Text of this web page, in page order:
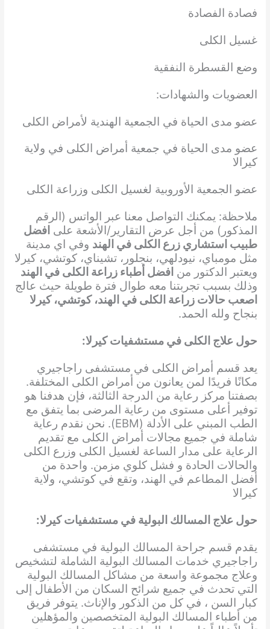
فصادة الفصادة
غسيل الكلى
وضع القسطرة النفقية
العضويات والشهادات:
عضو مدى الحياة في الجمعية الهندية لأمراض الكلى
عضو مدى الحياة في جمعية أمراض الكلى في ولاية
كيرالا
عضو الجمعية الأوروبية لغسيل الكلى وزراعة الكلى
ملاحظة: يمكنك التواصل معنا عبر الواتس (الرقم
المذكور) من أجل عرض التقارير/الأشعة على افضل
طبيب استشاري زرع الكلى في الهند وفي اي مدينة
مثل مومباي، نيودلهي، بنجلور، تشيناي، كوتشي، كيرلا
ويعتبر الدكتور من افضل أطباء زراعة الكلى في الهند
وذلك بسبب تجربتنا معه طوال فترة طويلة حيث عالج
اصعب حالات زراعة الكلى في الهند، كوتشي، كيرلا
بنجاح ولله الحمد.
حول علاج الكلى في مستشفيات كيرلا:
يعد قسم أمراض الكلى في مستشفى راجاجيري
مكانًا فريدًا لمن يعانون من أمراض الكلى المختلفة.
بصفتنا مركز رعاية من الدرجة الثالثة، فإن هدفنا هو
توفير أعلى مستوى من رعاية المرضى بما يتفق مع
الطب المبني على الأدلة (EBM). نحن نقدم رعاية
شاملة في جميع مجالات أمراض الكلى مع تقديم
الرعاية على مدار الساعة لغسيل الكلى وزرع الكلى
والحالات الحادة و فشل كلوي مزمن. واحدة من
أفضل المطاعم في الهند، وتقع في كوتشي، ولاية
كيرالا
حول علاج المسالك البولية في مستشفيات كيرلا:
يقدم قسم جراحة المسالك البولية في مستشفى
راجاجيري خدمات المسالك البولية الشاملة لتشخيص
وعلاج مجموعة واسعة من مشاكل المسالك البولية
التي تحدث في جميع شرائح السكان من الأطفال إلى
كبار السن ، في كل من الذكور والإناث. يتوفر فريق
من أطباء المسالك البولية المتخصصين والمؤهلين